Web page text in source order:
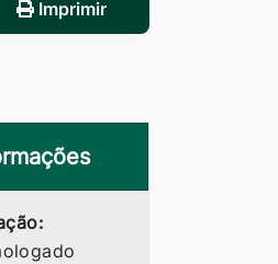
Imprimir